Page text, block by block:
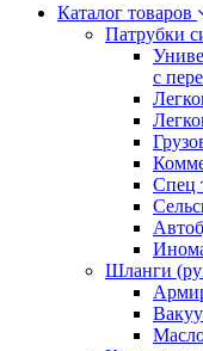
Каталог товаров
Патрубки
с
Спец
Шланги